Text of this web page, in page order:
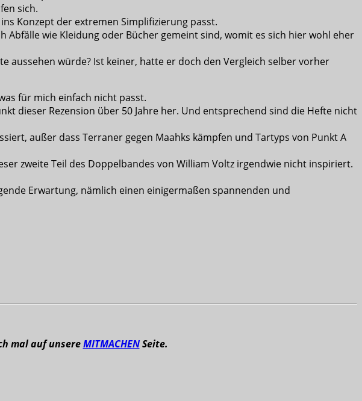
sich.
Konzept der extremen Simplifizierung passt.
wie Kleidung oder Bücher gemeint sind, womit es sich hier wohl eher
aussehen würde? Ist keiner, hatte er doch den Vergleich selber vorher
für mich einfach nicht passt.
dieser Rezension über 50 Jahre her. Und entsprechend sind die Hefte nicht
außer dass Terraner gegen Maahks kämpfen und Tartyps von Punkt A
zweite Teil des Doppelbandes von William Voltz irgendwie nicht inspiriert.
Erwartung, nämlich einen einigermaßen spannenden und
mal auf unsereMITMACHENSeite.